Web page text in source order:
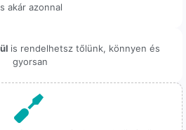
akár azonnal
is rendelhetsz tőlünk, könnyen és
gyorsan